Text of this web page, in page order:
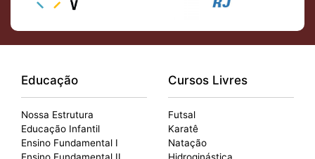
Educação
Nossa Estrutura
Educação Infantil
Ensino Fundamental I
Ensino Fundamental II
Cursos Livres
Futsal
Karatê
Natação
Hidroginástica